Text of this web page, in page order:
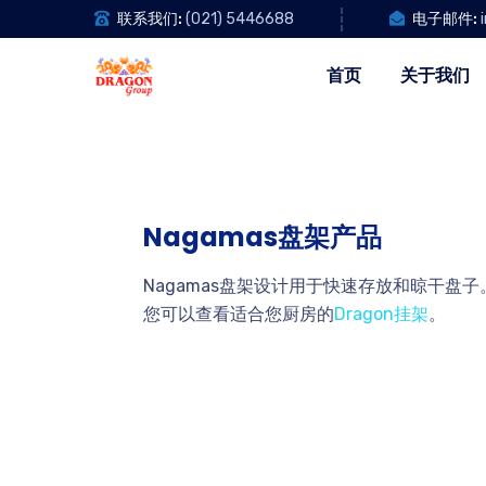
联系我们: (021) 5446688 电子邮件:
首页 关于我们
Nagamas盘架产品
Nagamas盘架设计用于快速存放和晾干盘
您可以查看适合您厨房的Dragon挂架。